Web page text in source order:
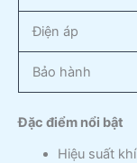
Điện áp
Bảo hành
Đặc điểm nổi bật
Hiệu suất